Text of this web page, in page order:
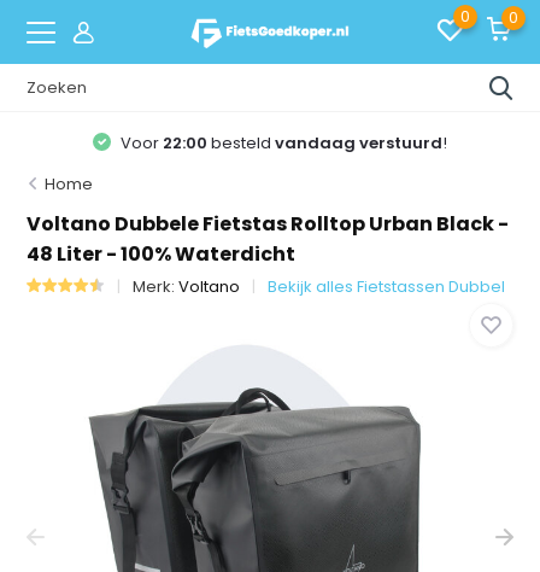
0 0
Voor 22:00 besteldvandaag verstuurd!
Home
Voltano Dubbele Fietstas Rolltop Urban Black -
48 Liter - 100% Waterdicht
Merk:Voltano Bekijk alles Fietstassen Dubbel